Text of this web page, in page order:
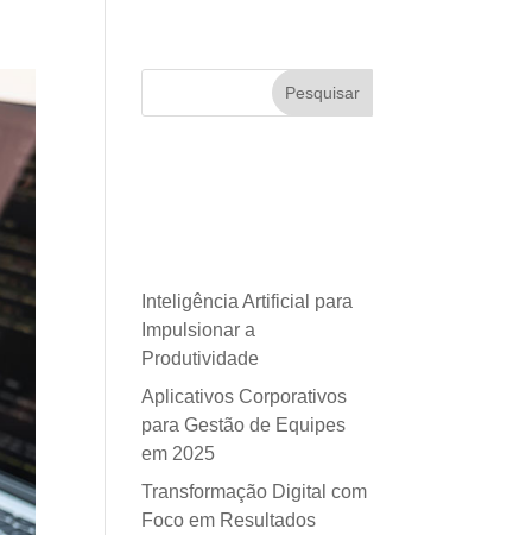
Pesquisar
Inteligência Artificial para
Impulsionar a
Produtividade
Aplicativos Corporativos
para Gestão de Equipes
em 2025
Transformação Digital com
Foco em Resultados